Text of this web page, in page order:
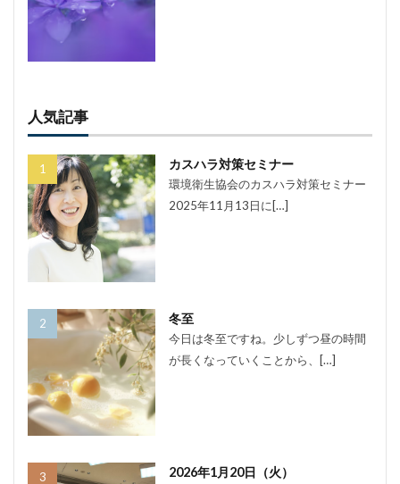
人気記事
カスハラ対策セミナー
環境衛生協会のカスハラ対策セミナー
2025年11月13日に[…]
冬至
今日は冬至ですね。少しずつ昼の時間
が長くなっていくことから、[…]
2026年1月20日（火）